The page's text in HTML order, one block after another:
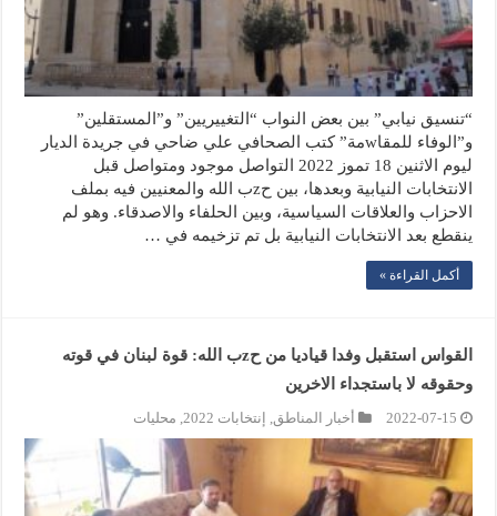
“تنسيق نيابي” بين بعض النواب “التغييريين” و”المستقلين”
و”الوفاء للمقاwمة” كتب الصحافي علي ضاحي في جريدة الديار
ليوم الاثنين 18 تموز 2022 التواصل موجود ومتواصل قبل
الانتخابات النيابية وبعدها، بين حzب الله والمعنيين فيه بملف
الاحزاب والعلاقات السياسية، وبين الحلفاء والاصدقاء. وهو لم
ينقطع بعد الانتخابات النيابية بل تم تزخيمه في …
أكمل القراءة »
القواس استقبل وفدا قياديا من حzب الله: قوة لبنان في قوته
وحقوقه لا باستجداء الاخرين
2022-07-15 أخبار المناطق, إنتخابات 2022 , محليات